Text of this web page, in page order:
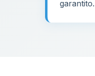
garantito.